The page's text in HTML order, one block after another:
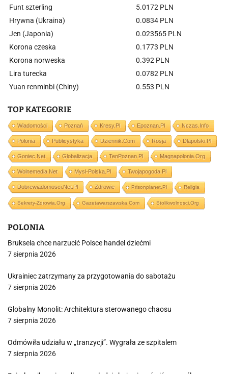
Funt szterling
5.0172 PLN
Hrywna (Ukraina)
0.0834 PLN
Jen (Japonia)
0.023565 PLN
Korona czeska
0.1773 PLN
Korona norweska
0.392 PLN
Lira turecka
0.0782 PLN
Yuan renminbi (Chiny)
0.553 PLN
TOP KATEGORIE
Wiadomości Poznań Kresy.pl Epoznan.pl Nczas.info
Polonia Publicystyka Dziennik.com Rosja Dlapolski.pl
Goniec.net Globalizacja TenPoznan.pl Magnapolonia.org
Wolnemedia.net Mysl-Polska.pl Twojapogoda.pl
Dobrewiadomosci.net.pl Zdrowie Prisonplanet.pl Religia
Sekrety-Zdrowia.org Gazetawarszawska.com Stolikwolnosci.org
POLONIA
Bruksela chce narzucić Polsce handel dziećmi
7 sierpnia 2026
Ukrainiec zatrzymany za przygotowania do sabotażu
7 sierpnia 2026
Globalny Monolit: Architektura sterowanego chaosu
7 sierpnia 2026
Odmówiła udziału w „tranzycji”. Wygrała ze szpitalem
7 sierpnia 2026